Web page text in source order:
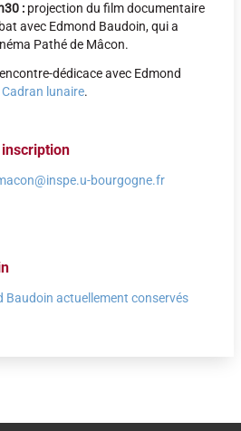
: projection du film documentaire
avec Edmond Baudoin, qui a
Pathé de Mâcon.
dédicace avec Edmond
Cadran lunaire.
bourgogne.fr
Baudoin actuellement conservés